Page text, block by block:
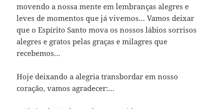
movendo a nossa mente em lembranças alegres e
leves de momentos que já vivemos… Vamos deixar
que o Espírito Santo mova os nossos lábios sorrisos
alegres e gratos pelas graças e milagres que
recebemos…
Hoje deixando a alegria transbordar em nosso
coração, vamos agradecer:…